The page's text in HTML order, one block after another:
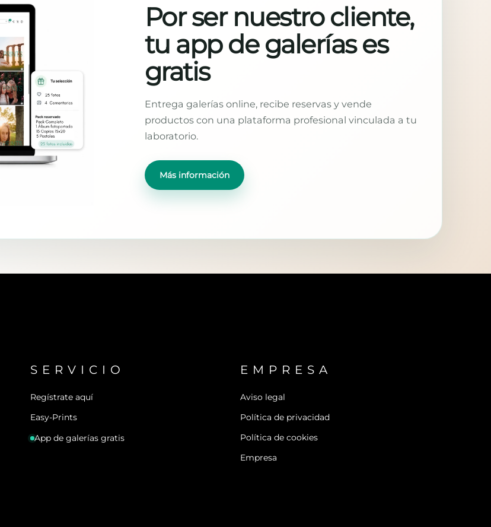
Por ser nuestro cliente,
tu app de galerías es
gratis
Entrega galerías online, recibe reservas y vende
productos con una plataforma profesional vinculada a tu
laboratorio.
Más información
SERVICIO
Regístrate aquí
Easy-Prints
App de galerías gratis
EMPRESA
Aviso legal
Política de privacidad
Política de cookies
Empresa